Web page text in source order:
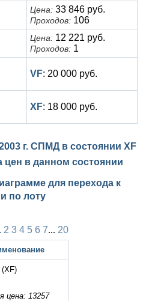
Цена: 33 846 руб.
Проходов: 106
Цена: 12 221 руб.
Проходов: 1
VF: 20 000 руб.
XF: 18 000 руб.
г. СПМД в состоянии XF
в данном состоянии
для перехода к
по лоту
2 3 4 5 6 7... 20
цена: 13257